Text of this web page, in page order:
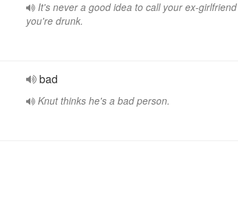
It's never a good idea to call your ex-
you're drunk.
bad
Knut thinks he's a bad person.